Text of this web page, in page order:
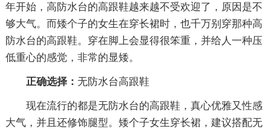
年开始，高防水台的高跟鞋越来越不受欢迎了，原因是不
够大气。而矮个子的女生在穿长裙时，也千万别穿那种高
防水台的高跟鞋。穿在脚上会显得很笨重，并给人一种压
低重心的感觉，非常的显矮。
正确选择： 无防水台高跟鞋
现在流行的都是无防水台的高跟鞋，真心优雅又性感
大气，并且还修饰腿型。矮个子女生穿长裙，建议搭配无